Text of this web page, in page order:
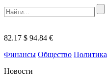
82.17 $ 94.84 €
Финансы Общество Политика
Новости